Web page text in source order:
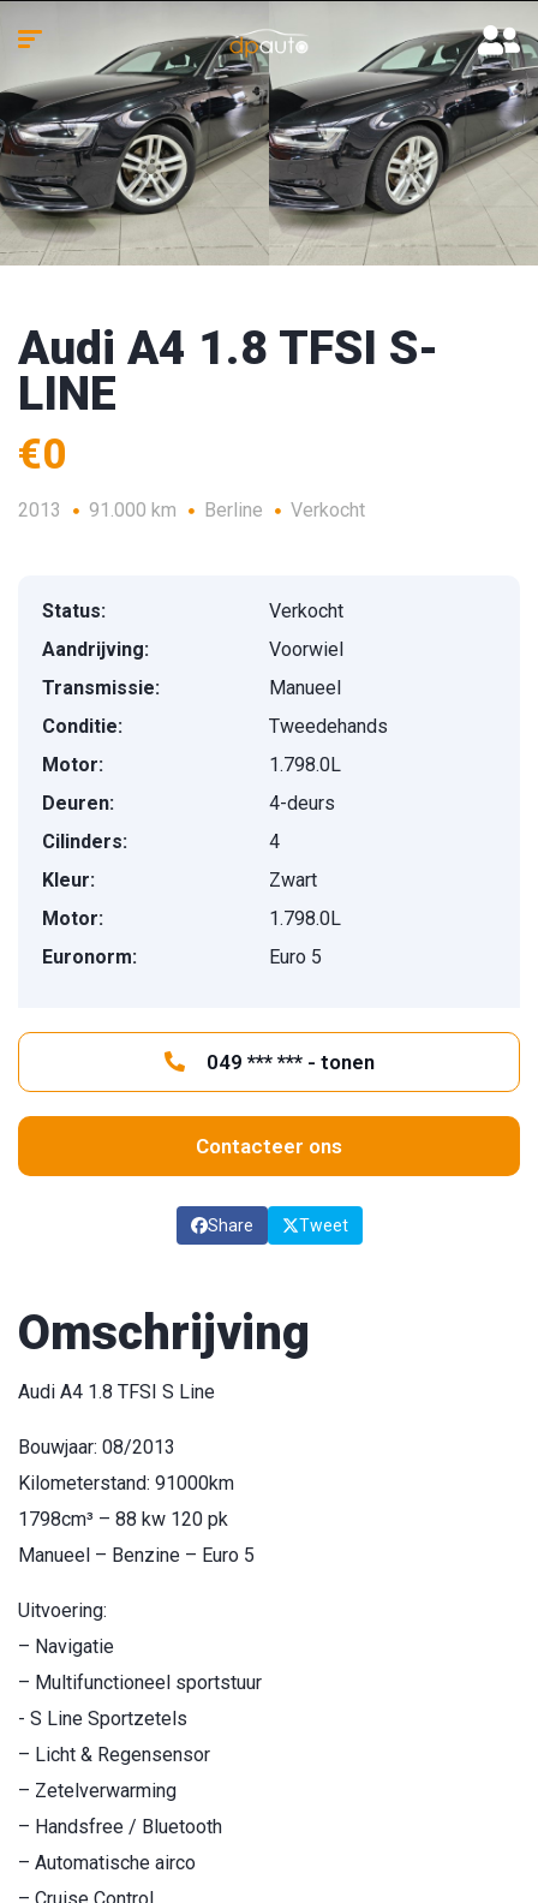
Audi A4 1.8 TFSI S-
LINE
€0
2013 91.000 km Berline Verkocht
Status:
Verkocht
Aandrijving:
Voorwiel
Transmissie:
Manueel
Conditie:
Tweedehands
Motor:
1.798.0L
Deuren:
4-deurs
Cilinders:
4
Kleur:
Zwart
Motor:
1.798.0L
Euronorm:
Euro 5
049 *** *** - tonen
Contacteer ons
Share Tweet
Omschrijving
Audi A4 1.8 TFSI S Line
Bouwjaar: 08/2013
Kilometerstand: 91000km
1798cm³ – 88 kw 120 pk
Manueel – Benzine – Euro 5
Uitvoering:
– Navigatie
– Multifunctioneel sportstuur
- S Line Sportzetels
– Licht & Regensensor
– Zetelverwarming
– Handsfree / Bluetooth
– Automatische airco